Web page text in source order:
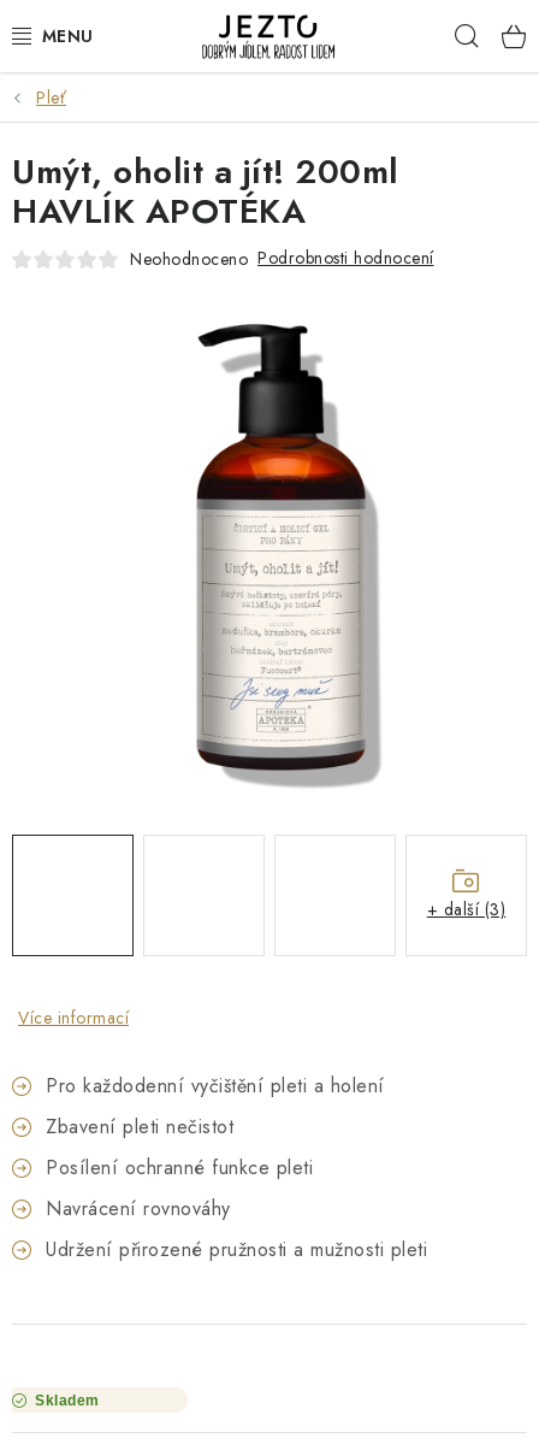
na
DÁRKOVÉ SADY
TRVANLIVÉ
DROGERIE A KOSMETIKA
FIREMNÍ DÁRKY
Pleť
Více informací
Pro každodenní vyčištění pleti a holení
Zbavení pleti nečistot
Posílení ochranné funkce pleti
Navrácení rovnováhy
Udržení přirozené pružnosti a mužnosti pleti
Skladem
Umýt, oholit a jít! 200ml
HAVLÍK APOTÉKA
Neohodnoceno Podrobnosti hodnocení
+ další (3)